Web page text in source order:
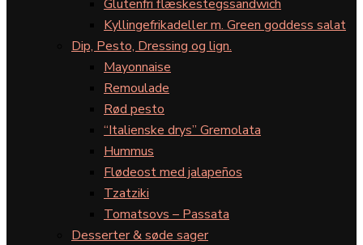
Glutenfri flæskestegssandwich
Kyllingefrikadeller m. Green goddess salat
Dip, Pesto, Dressing og lign.
Mayonnaise
Remoulade
Rød pesto
“Italienske drys” Gremolata
Hummus
Flødeost med jalapeños
Tzatziki
Tomatsovs – Passata
Desserter & søde sager